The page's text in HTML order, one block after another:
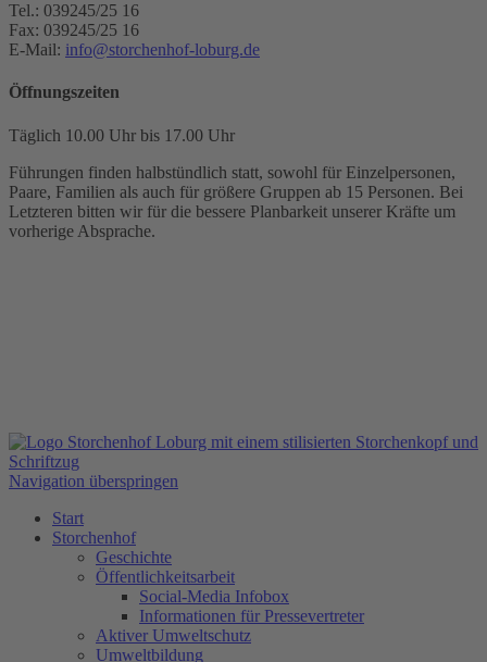
Tel.: 039245/25 16
Fax: 039245/25 16
E-Mail: info@storchenhof-loburg.de
Öffnungszeiten
Täglich 10.00 Uhr bis 17.00 Uhr
Führungen finden halbstündlich statt, sowohl für Einzelpersonen,
Paare, Familien als auch für größere Gruppen ab 15 Personen. Bei
Letzteren bitten wir für die bessere Planbarkeit unserer Kräfte um
vorherige Absprache.
Navigation überspringen
Start
Storchenhof
Geschichte
Öffentlichkeitsarbeit
Social-Media Infobox
Informationen für Pressevertreter
Aktiver Umweltschutz
Umweltbildung